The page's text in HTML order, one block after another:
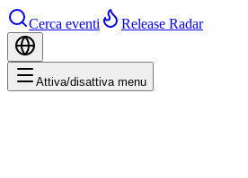
Cerca eventi Release Radar
Attiva/disattiva menu